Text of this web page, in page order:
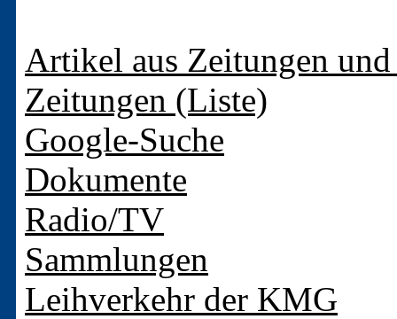
Artikel aus Zeitungen
Zeitungen (Liste)
Google-Suche
Dokumente
Radio/TV
Sammlungen
Leihverkehr der KMG